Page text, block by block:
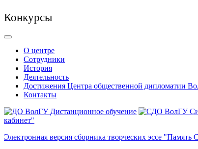
Конкурсы
О центре
Сотрудники
История
Деятельность
Достижения Центра общественной дипломатии
Контакты
Дистанционное обучение
кабинет"
Электронная версия сборника творческих эссе "Память